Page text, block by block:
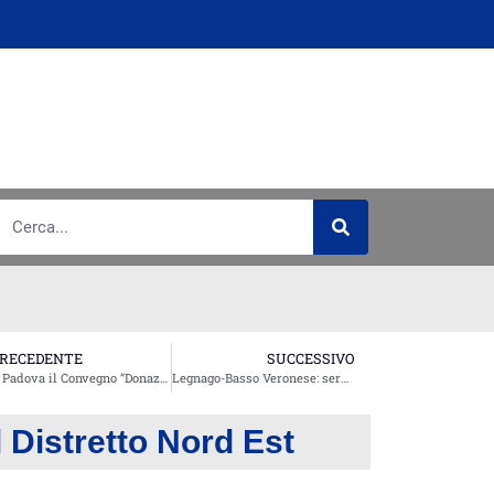
A Padova il Convegno “Donazione di sangue cordonale: Banche pubbliche o Banche private?”
SUCCESSIVO
Distretto Nord Est